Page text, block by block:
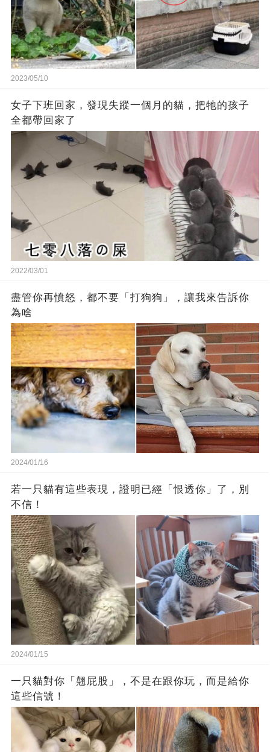
2023/05/10
女子下班回家，發現失蹤一個月的貓，把牠的孩子
全都帶回家了
2022/03/01
盡管你再憤怒，都不要「打狗狗」，讓我來告訴你
為啥
2024/01/16
若一只貓有這些表現，證明已經「恨透你」了，別
不信！
2024/01/15
一只貓對你「翹屁股」，不是在跟你玩，而是給你
這些信號！